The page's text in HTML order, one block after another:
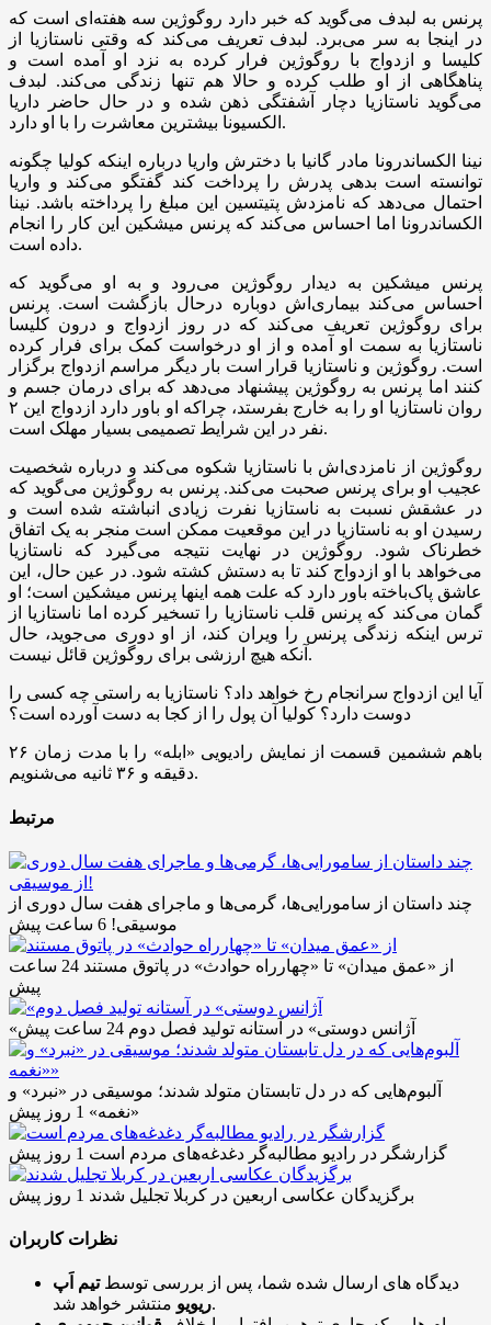
پرنس به لبدف می‌گوید که خبر دارد روگوژین سه هفته‌ای است که
در اینجا به سر می‌برد. لبدف تعریف می‌کند که وقتی ناستازیا از
کلیسا و ازدواج با روگوژین فرار کرده به نزد او آمده است و
پناهگاهی از او طلب کرده و حالا هم تنها زندگی می‌کند. لبدف
می‌گوید ناستازیا دچار آشفتگی ذهن شده و در حال حاضر داریا
الکسیونا بیشترین معاشرت را با او دارد.
نینا الکساندرونا مادر گانیا با دخترش واریا درباره اینکه کولیا چگونه
توانسته است بدهی پدرش را پرداخت کند گفتگو می‌کند و واریا
احتمال می‌دهد که نامزدش پتیتسین این مبلغ را پرداخته باشد. نینا
الکساندرونا اما احساس می‌کند که پرنس میشکین این کار را انجام
داده است.
پرنس میشکین به دیدار روگوژین می‌رود و به او می‌گوید که
احساس می‌کند بیماری‌اش دوباره درحال بازگشت است. پرنس
برای روگوژین تعریف می‌کند که در روز ازدواج و درون کلیسا
ناستازیا به سمت او آمده و از او درخواست کمک برای فرار کرده
است. روگوژین و ناستازیا قرار است بار دیگر مراسم ازدواج برگزار
کنند اما پرنس به روگوژین پیشنهاد می‌دهد که برای درمان جسم و
روان ناستازیا او را به خارج بفرستد، چراکه او باور دارد ازدواج این ۲
نفر در این شرایط تصمیمی بسیار مهلک است.
روگوژین از نامزدی‌اش با ناستازیا شکوه می‌کند و درباره شخصیت
عجیب او برای پرنس صحبت می‌کند. پرنس به روگوژین می‌گوید که
در عشقش نسبت به ناستازیا نفرت زیادی انباشته شده است و
رسیدن او به ناستازیا در این موقعیت ممکن است منجر به یک اتفاق
خطرناک شود. روگوژین در نهایت نتیجه می‌گیرد که ناستازیا
می‌خواهد با او ازدواج کند تا به دستش کشته شود. در عین حال، این
عاشق پاک‌باخته باور دارد که علت همه اینها پرنس میشکین است؛ او
گمان می‌کند که پرنس قلب ناستازیا را تسخیر کرده اما ناستازیا از
ترس اینکه زندگی پرنس را ویران کند، از او دوری می‌جوید، حال
آنکه هیچ ارزشی برای روگوژین قائل نیست.
آیا این ازدواج سرانجام رخ خواهد داد؟ ناستازیا به راستی چه کسی را
دوست دارد؟ کولیا آن پول را از کجا به دست آورده است؟
باهم ششمین قسمت از نمایش رادیویی «ابله» را با مدت زمان ۲۶
دقیقه و ۳۶ ثانیه می‌شنویم.
مرتبط
چند داستان از سامورایی‌ها، گرمی‌ها و ماجرای هفت سال دوری از
موسیقی! 6 ساعت پیش
از «عمق میدان» تا «چهارراه حوادث» در پاتوق مستند
24 ساعت
پیش
«آژانس دوستی» در آستانه تولید فصل دوم 24 ساعت پیش
آلبوم‌هایی که در دل تابستان متولد شدند؛ موسیقی در «نبرد» و
«نغمه» 1 روز پیش
گزارشگر در رادیو مطالبه‌گر دغدغه‌های مردم است 1 روز پیش
برگزیدگان عکاسی اربعین در کربلا تجلیل شدند 1 روز پیش
نظرات کاربران
دیدگاه های ارسال شده شما، پس از بررسی توسطتیم اَپ
ریویومنتشر خواهد شد.